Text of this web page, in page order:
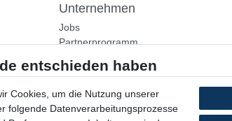
Unternehmen
Jobs
Partnerprogramm
Bestellung widerrufen
Datenschutzerklärung
Cookies, um die Nutzung unserer
folgende Datenverarbeitungsprozesse